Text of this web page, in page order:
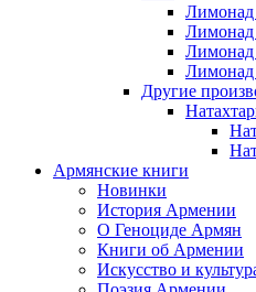
Лимонад
Другие
Армянские книги
Новинки
История Армении
О Геноциде Армян
Книги об Армении
Иcкусство и